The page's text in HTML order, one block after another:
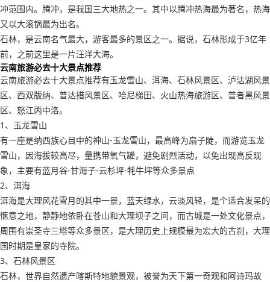
冲范围内。腾冲，是我国三大地热之一。其中以腾冲热海最为著名，热海
又以大滚锅最为出名。
石林，是云南名气最大，游客最多的景区之一。据说，石林形成于3亿年
前，之前这里是一片汪洋大海。
云南旅游必去十大景点推荐
云南旅游必去十大景点推荐有玉龙雪山、洱海、石林风景区、泸沽湖风景
区、西双版纳、普达措风景区、哈尼梯田、火山热海旅游区、普者黑风景
区、怒江丙中洛。
1、玉龙雪山
有一座是纳西族心目中的神山-玉龙雪山，最高峰为扇子陡，而游览玉龙
雪山，因海拔较高尽，量携带氧气罐，避免剧烈活动，以免出现高反现
象，主要有蓝月谷-甘海子-云杉坪-牦牛坪等众多景点
2、洱海
洱海是大理风花雪月的其中一景，蓝天绿水，云淡风轻，是个适合发呆的
惬意之地，静静地依卧在苍山和大理坝子之间，而古城是一处文化景点，
周围有崇圣寺三塔等众多景区，是大理历史上规模最为宏大的古刹，大理
国时期是皇家的寺院。
3、石林风景区
石林，世界自然遗产喀斯特地貌景观，被誉为天下第一奇观和阿诗玛故